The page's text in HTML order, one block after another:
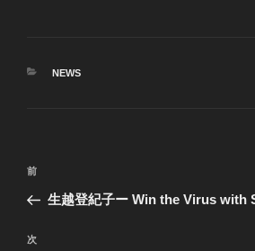
カ
NEWS
投
ナ
ビ
前
の
稿
前
生越登紀子ー Win the Virus with
次
次